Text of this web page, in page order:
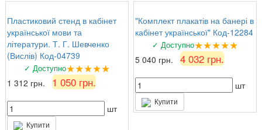
Пластиковий стенд в кабінет
української мови та
літератури. Т. Г. Шевченко
(Вислів) Код-04739
✓ Доступно★★★★★
1 312 грн. 1 050 грн.
шт
Купити
"Комплект плакатів на банері в
кабінет української" Код-12284
✓ Доступно★★★★★
5 040 грн. 4 032 грн.
шт
Купити